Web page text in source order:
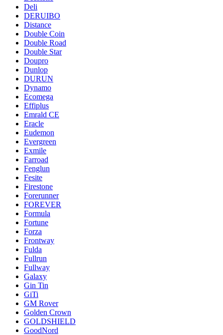
Deli
DERUIBO
Distance
Double Coin
Double Road
Double Star
Doupro
Dunlop
DURUN
Dynamo
Ecomega
Effiplus
Emrald СЕ
Eracle
Eudemon
Evergreen
Exmile
Farroad
Fenglun
Fesite
Firestone
Forerunner
FOREVER
Formula
Fortune
Forza
Frontway
Fulda
Fullrun
Fullway
Galaxy
Gin Tin
GiTi
GM Rover
Golden Crown
GOLDSHIELD
GoodNord